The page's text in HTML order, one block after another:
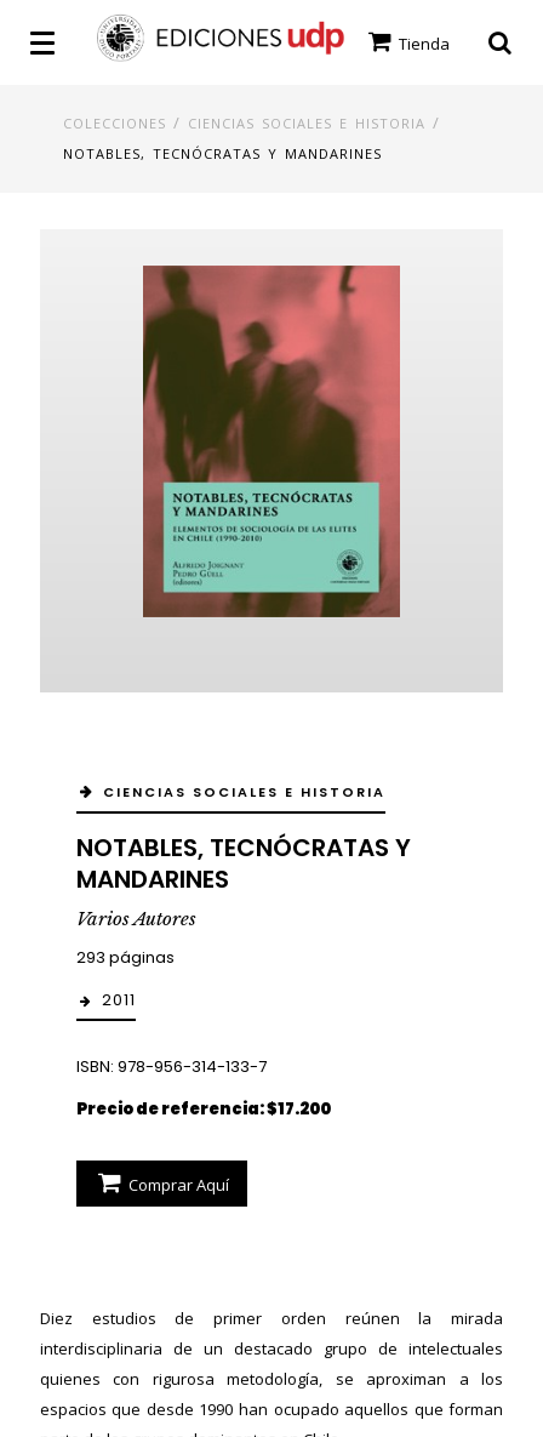
Tienda
COLECCIONES / CIENCIAS SOCIALES E HISTORIA /
NOTABLES, TECNÓCRATAS Y MANDARINES
CIENCIAS SOCIALES E HISTORIA
NOTABLES, TECNÓCRATAS Y
MANDARINES
Varios Autores
293 páginas
2011
ISBN: 978-956-314-133-7
Precio de referencia: $17.200
Comprar Aquí
Diez estudios de primer orden reúnen la mirada
interdisciplinaria de un destacado grupo de intelectuales
quienes con rigurosa metodología, se aproximan a los
espacios que desde 1990 han ocupado aquellos que forman